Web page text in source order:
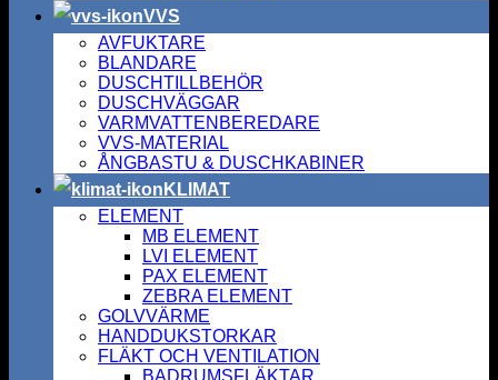
VVS
AVFUKTARE
BLANDARE
DUSCHTILLBEHÖR
DUSCHVÄGGAR
VARMVATTENBEREDARE
VVS-MATERIAL
ÅNGBASTU & DUSCHKABINER
KLIMAT
ELEMENT
MB ELEMENT
LVI ELEMENT
PAX ELEMENT
ZEBRA ELEMENT
GOLVVÄRME
HANDDUKSTORKAR
FLÄKT OCH VENTILATION
BADRUMSFLÄKTAR